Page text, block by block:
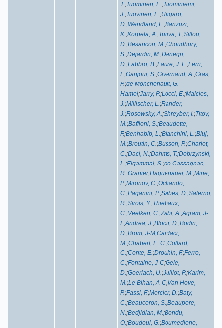
T.;Tuominen, E.;Tuominiemi,
J.;Tuovinen, E.;Ungaro,
D.;Wendland, L.;Banzuzi,
K.;Korpela, A.;Tuuva, T.;Sillou,
D.;Besancon, M.;Choudhury,
S.;Dejardin, M.;Denegri,
D.;Fabbro, B.;Faure, J. L.;Ferri,
F.;Ganjour, S.;Givernaud, A.;Gras,
P.;de Monchenault, G.
Hamel;Jarry, P.;Locci, E.;Malcles,
J.;Millischer, L.;Rander,
J.;Rosowsky, A.;Shreyber, I.;Titov,
M.;Baffioni, S.;Beaudette,
F.;Benhabib, L.;Bianchini, L.;Bluj,
M.;Broutin, C.;Busson, P.;Chariot,
C.;Daci, N.;Dahms, T.;Dobrzynski,
L.;Elgammal, S.;de Cassagnac,
R. Granier;Haguenauer, M.;Mine,
P.;Mironov, C.;Ochando,
C.;Paganini, P.;Sabes, D.;Salerno,
R.;Sirois, Y.;Thiebaux,
C.;Veelken, C.;Zabi, A.;Agram, J-
L;Andrea, J.;Bloch, D.;Bodin,
D.;Brom, J-M;Cardaci,
M.;Chabert, E. C.;Collard,
C.;Conte, E.;Drouhin, F.;Ferro,
C.;Fontaine, J-C;Gele,
D.;Goerlach, U.;Juillot, P.;Karim,
M.;Le Bihan, A-C;Van Hove,
P.;Fassi, F.;Mercier, D.;Baty,
C.;Beauceron, S.;Beaupere,
N.;Bedjidian, M.;Bondu,
O.;Boudoul, G.;Boumediene,